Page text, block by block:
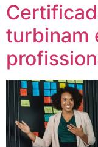
turbinam